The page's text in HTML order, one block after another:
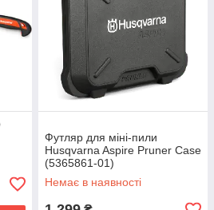
Футляр для міні-пили
Husqvarna Aspire Pruner Case
(5365861-01)
Немає в наявності